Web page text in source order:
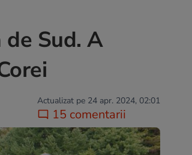
de Sud. A
Actualizat pe 24 apr. 2024, 02:01
15 comentarii